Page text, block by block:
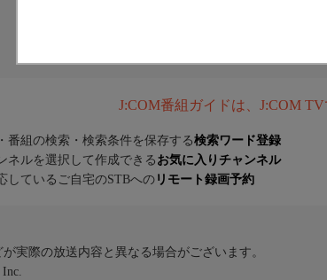
J:COM番組ガイドは、J:COM
番組の検索・検索条件を保存する検索ワード登録
ネルを選択して作成できる お気に入りチャンネル
しているご自宅のSTBへの リモート録画予約
実際の放送内容と異なる場合がございます。